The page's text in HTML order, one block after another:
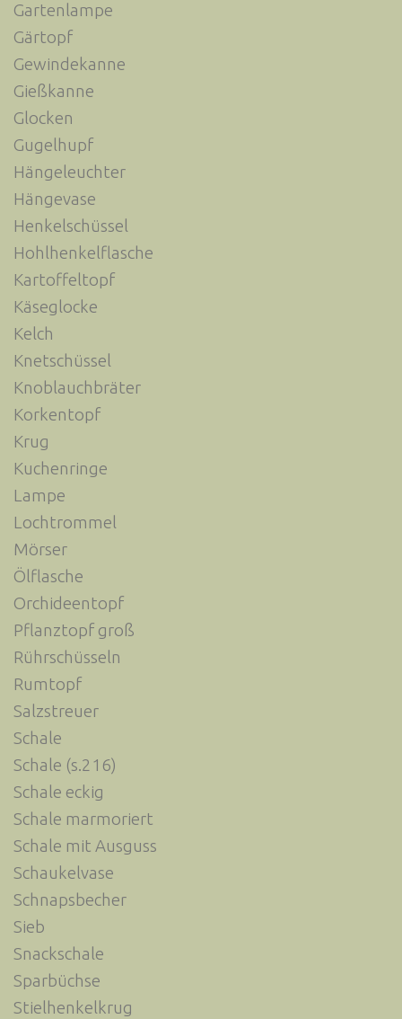
Gartenlampe
Gärtopf
Gewindekanne
Gießkanne
Glocken
Gugelhupf
Hängeleuchter
Hängevase
Henkelschüssel
Hohlhenkelflasche
Kartoffeltopf
Käseglocke
Kelch
Knetschüssel
Knoblauchbräter
Korkentopf
Krug
Kuchenringe
Lampe
Lochtrommel
Mörser
Ölflasche
Orchideentopf
Pflanztopf groß
Rührschüsseln
Rumtopf
Salzstreuer
Schale
Schale (s.216)
Schale eckig
Schale marmoriert
Schale mit Ausguss
Schaukelvase
Schnapsbecher
Sieb
Snackschale
Sparbüchse
Stielhenkelkrug